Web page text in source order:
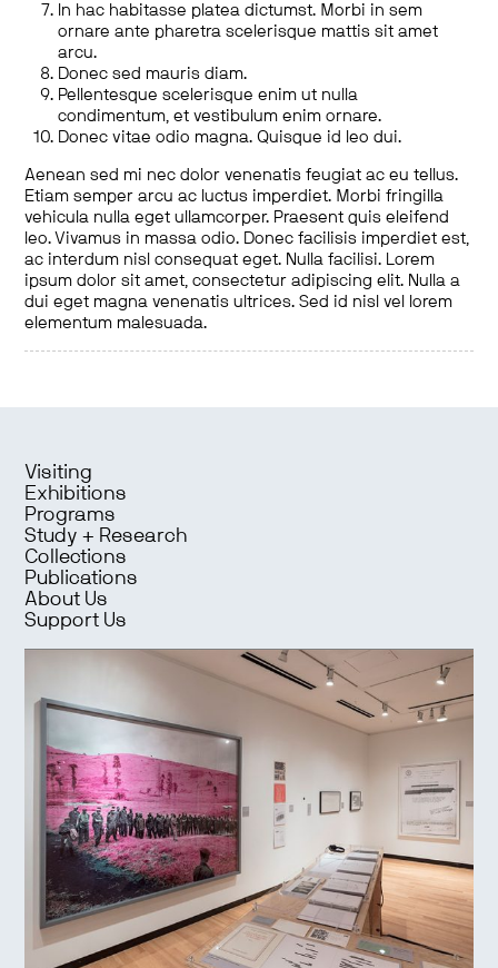
In hac habitasse platea dictumst. Morbi in sem
ornare ante pharetra scelerisque mattis sit amet
arcu.
Donec sed mauris diam.
Pellentesque scelerisque enim ut nulla
condimentum, et vestibulum enim ornare.
Donec vitae odio magna. Quisque id leo dui.
Aenean sed mi nec dolor venenatis feugiat ac eu tellus.
Etiam semper arcu ac luctus imperdiet. Morbi fringilla
vehicula nulla eget ullamcorper. Praesent quis eleifend
leo. Vivamus in massa odio. Donec facilisis imperdiet est,
ac interdum nisl consequat eget. Nulla facilisi. Lorem
ipsum dolor sit amet, consectetur adipiscing elit. Nulla a
dui eget magna venenatis ultrices. Sed id nisl vel lorem
elementum malesuada.
Visiting
Exhibitions
Programs
Study + Research
Collections
Publications
About Us
Support Us